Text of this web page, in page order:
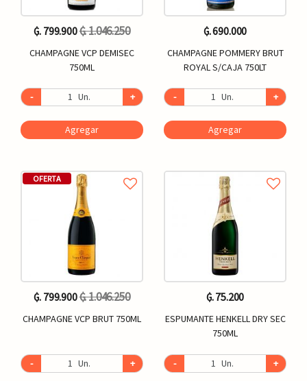
₲. 799.900₲. 1.046.250
CHAMPAGNE VCP DEMISEC
750ML
- Un. +
Agregar
OFERTA
₲. 799.900₲. 1.046.250
CHAMPAGNE VCP BRUT 750ML
- Un. +
₲. 690.000
CHAMPAGNE POMMERY BRUT
ROYAL S/CAJA 750LT
- Un. +
Agregar
₲. 75.200
ESPUMANTE HENKELL DRY SEC
750ML
- Un. +